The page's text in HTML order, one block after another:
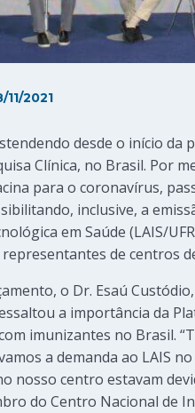
11/2021
desde o início
Clínica, no Brasil. Por
para o coronavírus,
inclusive, a
em Saúde (LAIS/
de centros
o Dr. Esaú
a importância da
imunizantes no Brasil.
a demanda ao LAIS
nosso centro estavam
do Centro Nacional de